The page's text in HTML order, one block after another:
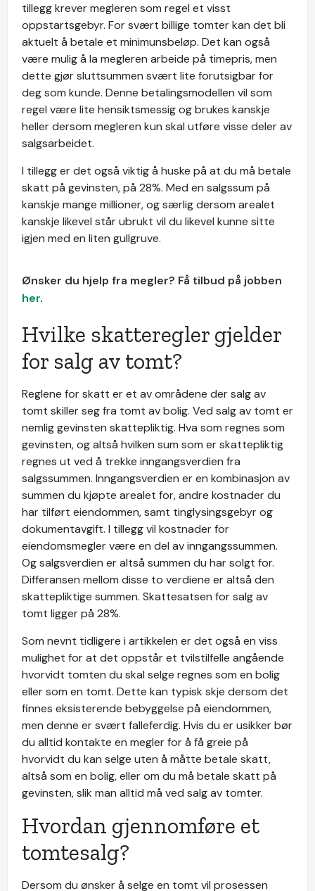
tillegg krever megleren som regel et visst
oppstartsgebyr. For svært billige tomter kan det bli
aktuelt å betale et minimunsbeløp. Det kan også
være mulig å la megleren arbeide på timepris, men
dette gjør sluttsummen svært lite forutsigbar for
deg som kunde. Denne betalingsmodellen vil som
regel være lite hensiktsmessig og brukes kanskje
heller dersom megleren kun skal utføre visse deler av
salgsarbeidet.
I tillegg er det også viktig å huske på at du må betale
skatt på gevinsten, på 28%. Med en salgssum på
kanskje mange millioner, og særlig dersom arealet
kanskje likevel står ubrukt vil du likevel kunne sitte
igjen med en liten gullgruve.
Ønsker du hjelp fra megler? Få tilbud på jobben
her.
Hvilke skatteregler gjelder
for salg av tomt?
Reglene for skatt er et av områdene der salg av
tomt skiller seg fra tomt av bolig. Ved salg av tomt er
nemlig gevinsten skattepliktig. Hva som regnes som
gevinsten, og altså hvilken sum som er skattepliktig
regnes ut ved å trekke inngangsverdien fra
salgssummen. Inngangsverdien er en kombinasjon av
summen du kjøpte arealet for, andre kostnader du
har tilført eiendommen, samt tinglysingsgebyr og
dokumentavgift. I tillegg vil kostnader for
eiendomsmegler være en del av inngangssummen.
Og salgsverdien er altså summen du har solgt for.
Differansen mellom disse to verdiene er altså den
skattepliktige summen. Skattesatsen for salg av
tomt ligger på 28%.
Som nevnt tidligere i artikkelen er det også en viss
mulighet for at det oppstår et tvilstilfelle angående
hvorvidt tomten du skal selge regnes som en bolig
eller som en tomt. Dette kan typisk skje dersom det
finnes eksisterende bebyggelse på eiendommen,
men denne er svært falleferdig. Hvis du er usikker bør
du alltid kontakte en megler for å få greie på
hvorvidt du kan selge uten å måtte betale skatt,
altså som en bolig, eller om du må betale skatt på
gevinsten, slik man alltid må ved salg av tomter.
Hvordan gjennomføre et
tomtesalg?
Dersom du ønsker å selge en tomt vil prosessen